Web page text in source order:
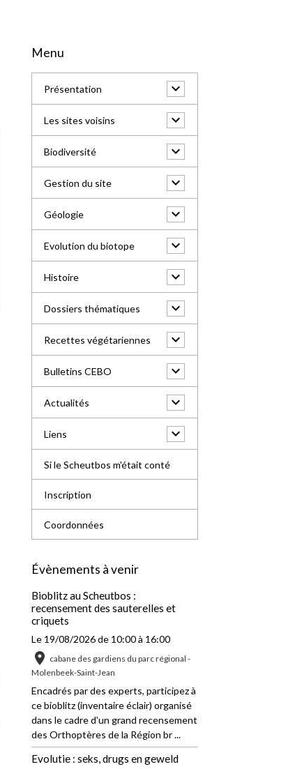
Menu
Présentation
Les sites voisins
Biodiversité
Gestion du site
Géologie
Evolution du biotope
Histoire
Dossiers thématiques
Recettes végétariennes
Bulletins CEBO
Actualités
Liens
Si le Scheutbos m'était conté
Inscription
Coordonnées
Évènements à venir
Bioblitz au Scheutbos :
recensement des sauterelles et
criquets
Le 19/08/2026de 10:00à 16:00
cabane des gardiens du parc régional -
Molenbeek-Saint-Jean
Encadrés par des experts, participez à
ce bioblitz (inventaire éclair) organisé
dans le cadre d'un grand recensement
des Orthoptères de la Région br ...
Evolutie : seks, drugs en geweld